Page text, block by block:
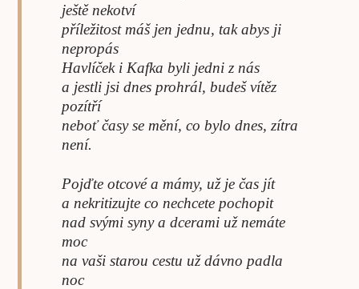
ještě nekotví
příležitost máš jen jednu, tak abys ji
nepropás
Havlíček i Kafka byli jedni z nás
a jestli jsi dnes prohrál, budeš vítěz
pozítří
neboť časy se mění, co bylo dnes, zítra
není.
Pojďte otcové a mámy, už je čas jít
a nekritizujte co nechcete pochopit
nad svými syny a dcerami už nemáte
moc
na vaši starou cestu už dávno padla
noc